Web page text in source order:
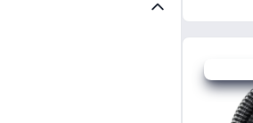
Udsalg